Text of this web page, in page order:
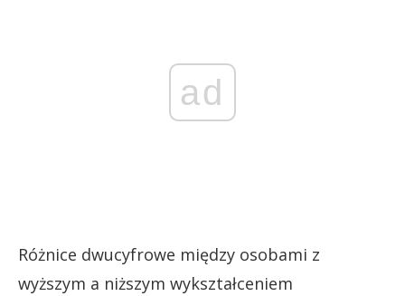
ad
Różnice dwucyfrowe między osobami z
wyższym a niższym wykształceniem